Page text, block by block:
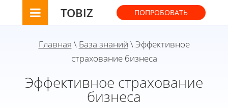
TOBIZ ПОПРОБОВАТЬ
Главная \ База знаний \ Эффективное
страхование бизнеса
Эффективное страхование
бизнеса